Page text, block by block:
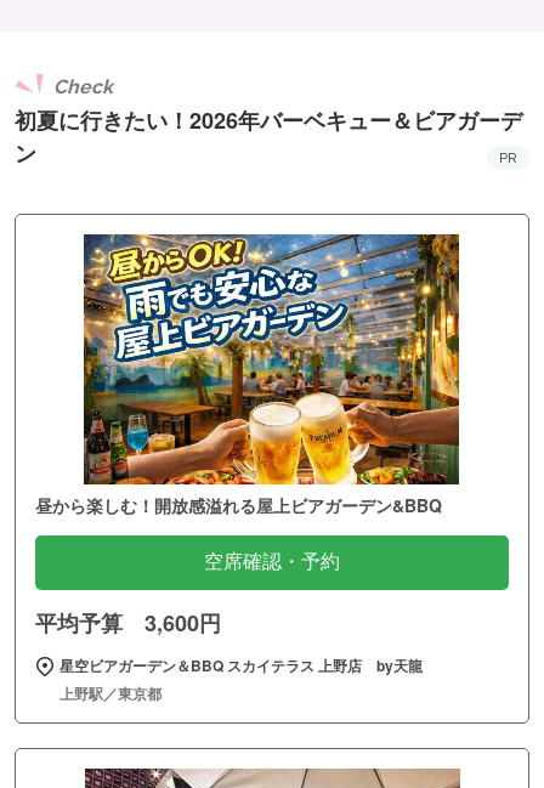
初夏に行きたい！2026年バーベキュー＆ビアガーデ
ン
Check
PR
昼から楽しむ！開放感溢れる屋上ビアガーデン&BBQ
空席確認・予約
平均予算 3,600円
星空ビアガーデン＆BBQ スカイテラス 上野店 by天龍
上野駅／東京都